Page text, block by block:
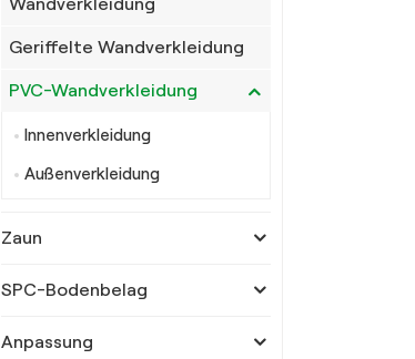
Wandverkleidung
Geriffelte Wandverkleidung
PVC-Wandverkleidung
Innenverkleidung
Außenverkleidung
Zaun
SPC-Bodenbelag
Anpassung